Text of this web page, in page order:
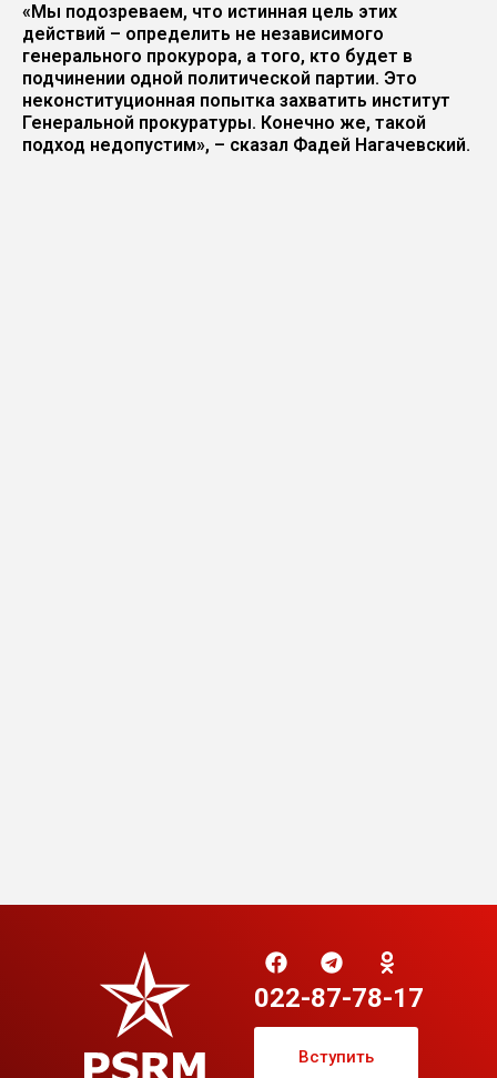
«Мы подозреваем, что истинная цель этих
действий – определить не независимого
генерального прокурора, а того, кто будет в
подчинении одной политической партии. Это
неконституционная попытка захватить институт
Генеральной прокуратуры. Конечно же, такой
подход недопустим», – сказал Фадей Нагачевский.
022-87-78-17
Вступить